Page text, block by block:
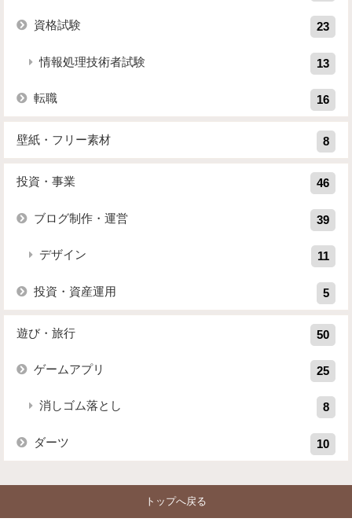
資格試験 23
情報処理技術者試験 13
転職 16
壁紙・フリー素材 8
投資・事業 46
ブログ制作・運営 39
デザイン 11
投資・資産運用 5
遊び・旅行 50
ゲームアプリ 25
消しゴム落とし 8
ダーツ 10
トップへ戻る